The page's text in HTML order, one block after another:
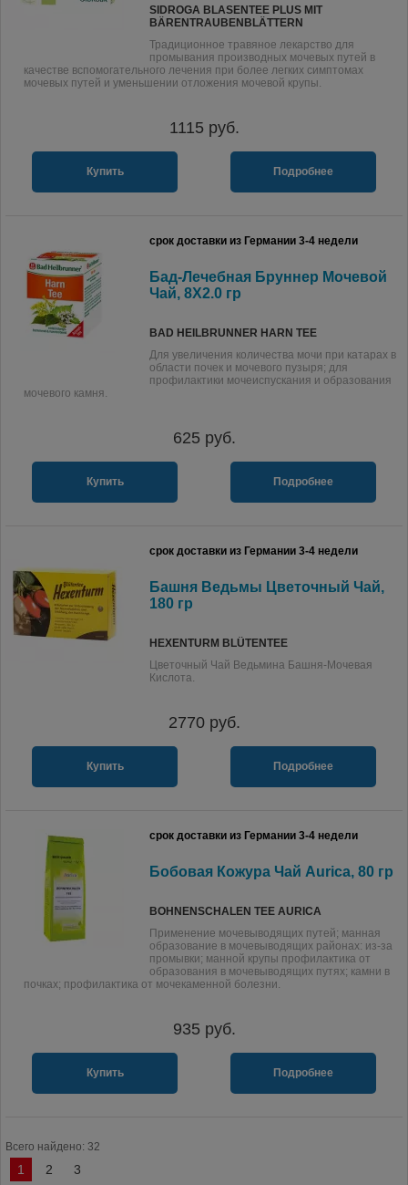
SIDROGA BLASENTEE PLUS MIT
BÄRENTRAUBENBLÄTTERN
Традиционное травяное лекарство для
промывания производных мочевых путей в
качестве вспомогательного лечения при более легких симптомах
мочевых путей и уменьшении отложения мочевой крупы.
1115 руб.
Купить Подробнее
срок доставки из Германии 3-4 недели
Бад-Лечебная Бруннер Мочевой
Чай, 8X2.0 гр
BAD HEILBRUNNER HARN TEE
Для увеличения количества мочи при катарах в
области почек и мочевого пузыря; для
профилактики мочеиспускания и образования
мочевого камня.
625 руб.
Купить Подробнее
срок доставки из Германии 3-4 недели
Башня Ведьмы Цветочный Чай,
180 гр
HEXENTURM BLÜTENTEE
Цветочный Чай Ведьмина Башня-Мочевая
Кислота.
2770руб.
Купить Подробнее
срок доставки из Германии 3-4 недели
Бобовая Кожура Чай Aurica, 80 гр
BOHNENSCHALEN TEE AURICA
Применение мочевыводящих путей; манная
образование в мочевыводящих районах: из-за
промывки; манной крупы профилактика от
образования в мочевыводящих путях; камни в
почках; профилактика от мочекаменной болезни.
935 руб.
Купить Подробнее
Всего найдено: 32
1 2 3